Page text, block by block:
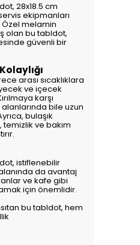
28x18.5 cm
ekipmanları
Özel melamin
olan bu tabldot,
güvenli bir
arası sıcaklıklara
ve içecek
karşı
alanlarında bile uzun
bulaşık
ve bakım
istiflenebilir
da avantaj
ve kafe gibi
için önemlidir.
bu tabldot, hem